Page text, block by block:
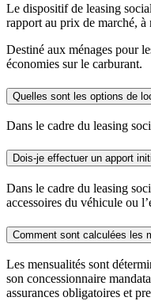
Le dispositif de leasing
rapport au prix de marché, à
Destiné aux ménages pour
économies sur le carburant.
Quelles sont les options de
Dans le cadre du leasing
Dois-je effectuer un apport
Dans le cadre du leasing
accessoires du véhicule ou
Comment sont calculées les
Les mensualités sont
son concessionnaire
assurances obligatoires et